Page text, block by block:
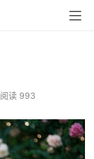
阅读 993